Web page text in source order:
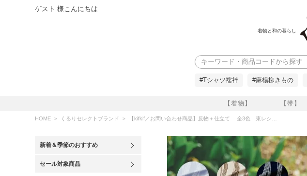
ゲスト 様こんにちは
着物と和の暮らし
【着物】 【帯】
検索
#Tシャツ襦袢 #麻楊柳きもの
HOME くるりセレクトブランド 【kifkif／お問い合わせ商品】反物＋仕立て 全3色 東レシルック小紋 よろけ縞 お仕立て代込み くるり
新着＆季節のおすすめ
セール対象商品